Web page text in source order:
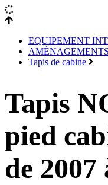
EQUIPEMENT
Tapis de cabine
Tapis
pied
de 2007